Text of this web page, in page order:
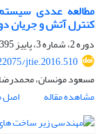
مطالعه عددی
کنترل آتش و جریان
دوره 2، شماره 3، پاییز 1395، صفحه
jtie.2016.510
مسعود مونسان، محمدرضا
مشاهده مقاله
اصل